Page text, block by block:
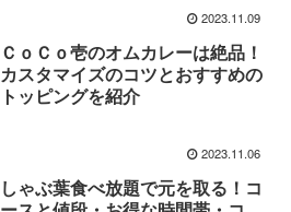
2023.11.09
ＣｏＣｏ壱のオムカレーは絶品！
カスタマイズのコツとおすすめの
トッピングを紹介
2023.11.06
しゃぶ葉食べ放題で元を取る！コ